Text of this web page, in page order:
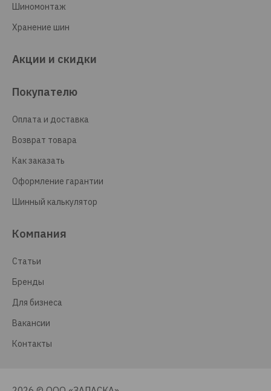
Шиномонтаж
Хранение шин
Акции и скидки
Покупателю
Оплата и доставка
Возврат товара
Как заказать
Оформление гарантии
Шинный калькулятор
Компания
Статьи
Бренды
Для бизнеса
Вакансии
Контакты